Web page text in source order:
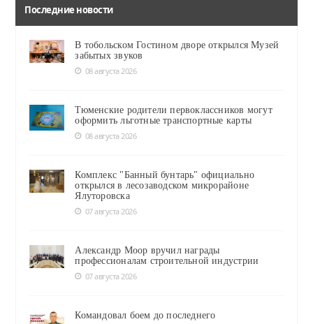
Последние новости
В тобольском Гостином дворе открылся Музей
забытых звуков
08 августа 2026
Тюменские родители первоклассников могут
оформить льготные транспортные карты
08 августа 2026
Комплекс "Банный бунтарь" официально
открылся в лесозаводском микрорайоне
Ялуторовска
07 августа 2026
Александр Моор вручил награды
профессионалам строительной индустрии
07 августа 2026
Командовал боем до последнего